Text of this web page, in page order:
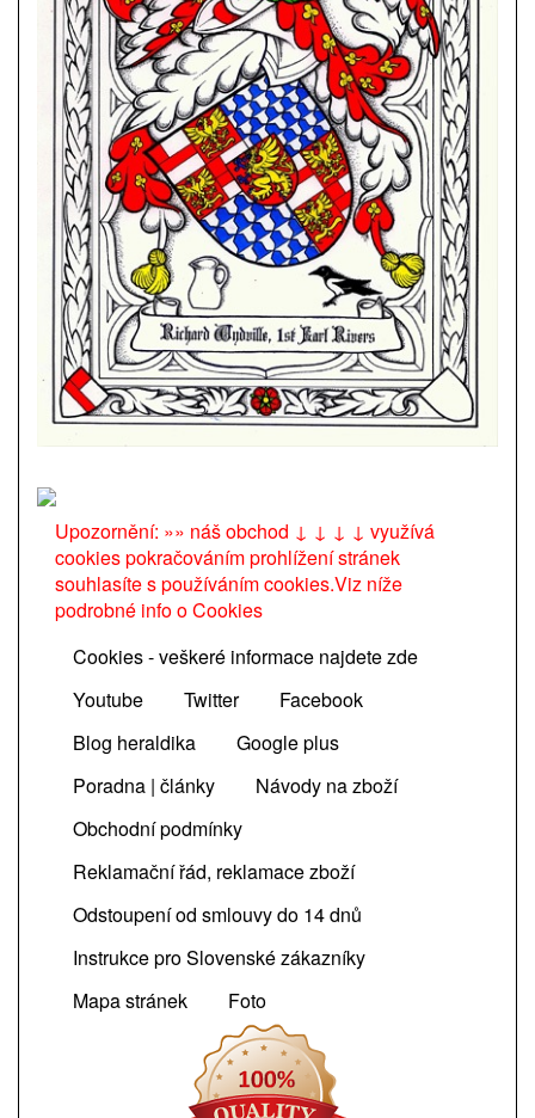
Upozornění: »» náš obchod ↓ ↓ ↓ ↓ využívá
cookies pokračováním prohlížení stránek
souhlasíte s používáním cookies.Viz níže
podrobné info o Cookies
Cookies - veškeré informace najdete zde
Youtube
Twitter
Facebook
Blog heraldika
Google plus
Poradna | články
Návody na zboží
Obchodní podmínky
Reklamační řád, reklamace zboží
Odstoupení od smlouvy do 14 dnů
Instrukce pro Slovenské zákazníky
Mapa stránek
Foto